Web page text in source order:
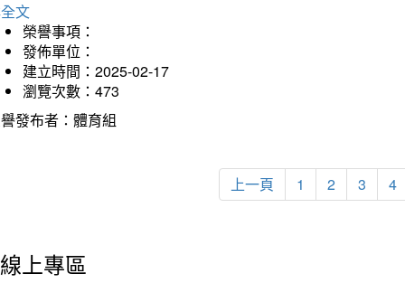
文
榮譽事項：
發佈單位：
建立時間：2025-02-17
瀏覽次數：473
發布者：體育組
上一頁 1 2 3 4
線上專區